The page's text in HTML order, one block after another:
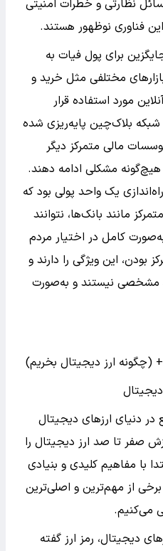
نظارتی و خطرات امنیتی
فناوری نوظهور هستند.
برای پول فیات به
مختلفی مثل خرید و
مورد استفاده قرار
شبکه بلاک‌چین پایه‌ریزی شده
مالی متمرکز دیگر
مشکلی ادامه دهند.
یک واحد پولی بود که
مانند بانک‌ها، نتوانند
کامل در اختیار مردم
بودن، این ویژگی را دارند و
مشخصی نیستند و به‌صورت
در دنیای ارزهای دیجیتال
صفر تا صد ارز دیجیتال را
با مفاهیم کلیدی و بنیادی
از مهم‌ترین و اصلی‌ترین
می‌کنیم.
دیجیتال، رمز ارز گفته